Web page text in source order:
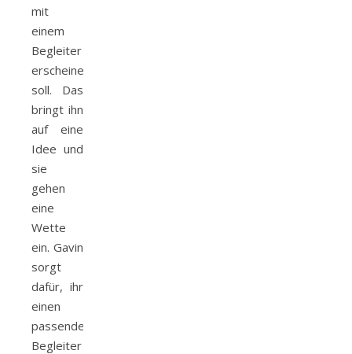
mit
einem
Begleiter
erscheinen
soll. Das
bringt ihn
auf eine
Idee und
sie
gehen
eine
Wette
ein. Gavin
sorgt
dafür, ihr
einen
passenden
Begleiter